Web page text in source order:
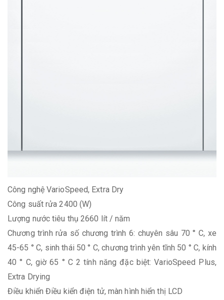
Công nghệ VarioSpeed, Extra Dry
Công suất rửa 2400 (W)
Lượng nước tiêu thụ 2660 lít / năm
Chương trình rửa số chương trình 6: chuyên sâu 70 ° C, xe
45-65 ° C, sinh thái 50 ° C, chương trình yên tĩnh 50 ° C, kính
40 ° C, giờ 65 ° C 2 tính năng đặc biệt: VarioSpeed ​​Plus,
Extra Drying
Điều khiển Điều kiển điện tử, màn hình hiển thị LCD